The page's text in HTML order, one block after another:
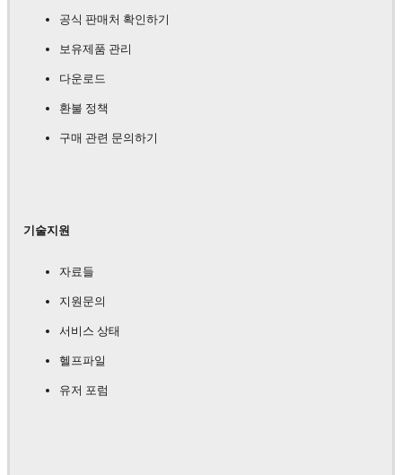
공식 판매처 확인하기
보유제품 관리
다운로드
환불 정책
구매 관련 문의하기
기술지원
자료들
지원문의
서비스 상태
헬프파일
유저 포럼